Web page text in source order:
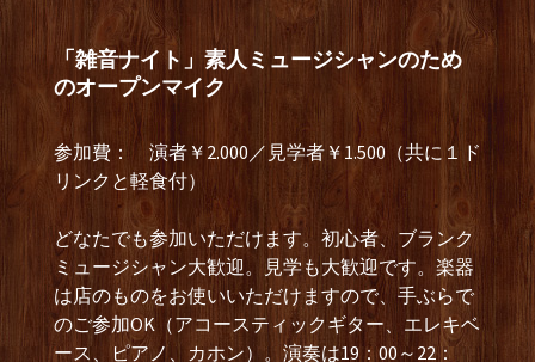
「雑音ナイト」素人ミュージシャンのため
のオープンマイク
参加費： 演者￥2.000／見学者￥1.500（共に１ド
リンクと軽食付）
どなたでも参加いただけます。初心者、ブランク
ミュージシャン大歓迎。見学も大歓迎です。楽器
は店のものをお使いいただけますので、手ぶらで
のご参加OK（アコースティックギター、エレキベ
ース、ピアノ、カホン）。演奏は19：00～22：